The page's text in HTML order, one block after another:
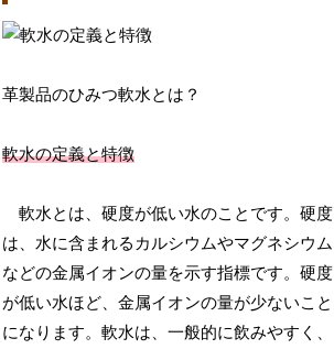
革製品のひみつ軟水とは？
軟水の定義と特徴
軟水とは、硬度が低い水のことです。硬度
は、水に含まれるカルシウムやマグネシウム
などの金属イオンの量を示す指標です。硬度
が低い水ほど、金属イオンの量が少ないこと
になります。軟水は、一般的に飲みやすく、